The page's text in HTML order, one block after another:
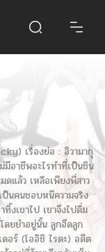
เรื่องย่อ : อิวามากุ
อาชีพอะไรทำที่เป็นชิน
ดแล้ว เหลือเพียงพี่สาว
ป็นคนชอบหนีความจริง
งเขาไป เขาจึงไปดื่ม
ดยยำอยู่นั้น ลูกฮึดลูก
อร์ (โออิชิ ไรตะ) อดีต